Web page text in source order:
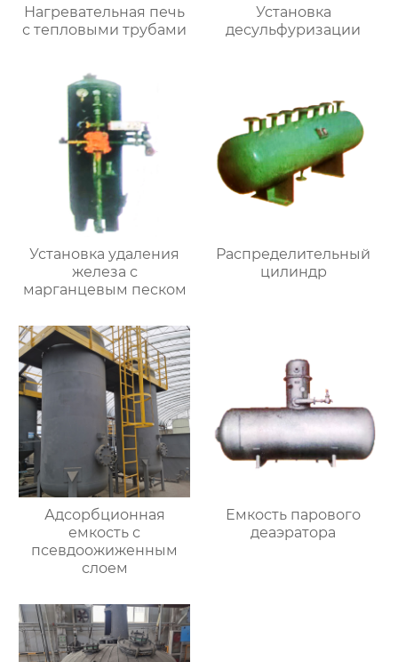
Нагревательная печь
с тепловыми трубами
Установка
десульфуризации
Установка удаления
железа с
марганцевым песком
Распределительный
цилиндр
Адсорбционная
емкость с
псевдоожиженным
слоем
Емкость парового
деаэратора